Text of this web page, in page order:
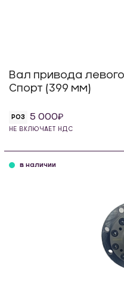
Вал привода левого
Спорт (399 мм)
РОЗ 5 000
НЕ ВКЛЮЧАЕТ НДС
в наличии